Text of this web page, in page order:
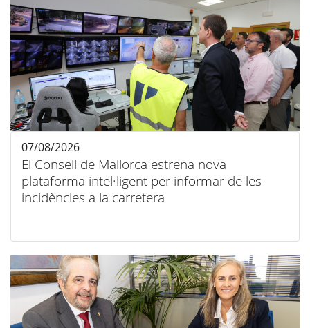
El Consell de Mallorca estrena nova
plataforma intel·ligent per informar de les
incidències a la carretera
07/08/2026